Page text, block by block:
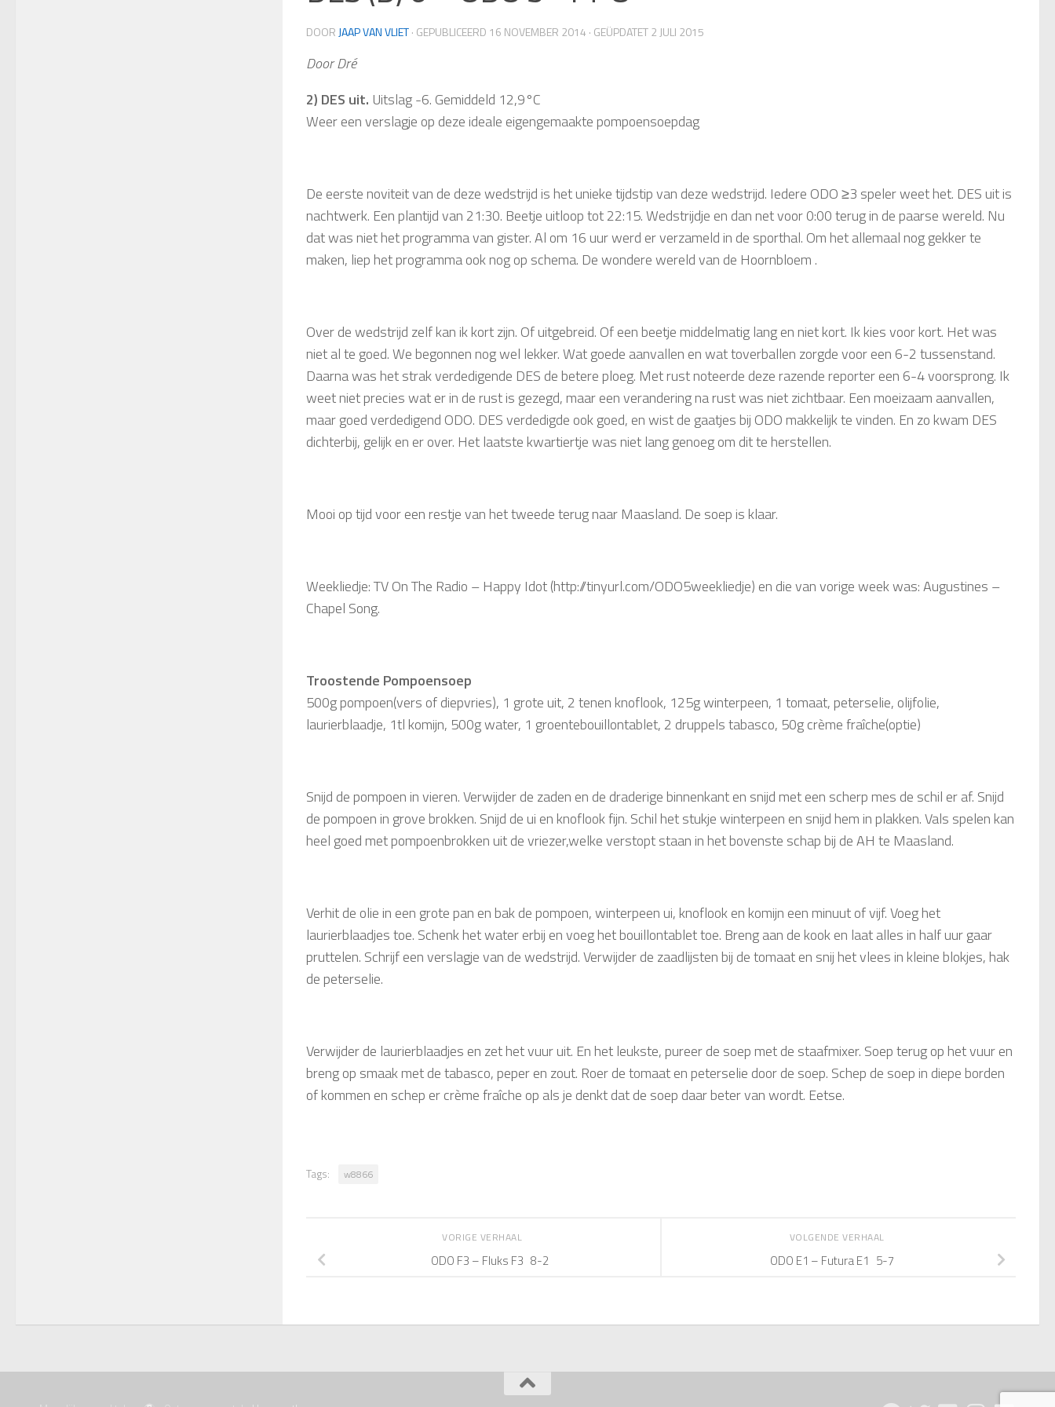
DOOR JAAP VAN VLIET· GEPUBLICEERD 16 NOVEMBER 2014 · GEÜPDATET2 JULI 2015
Door Dré
2) DES uit. Uitslag -6. Gemiddeld 12,9°C
Weer een verslagje op deze ideale eigengemaakte pompoensoepdag
De eerste noviteit van de deze wedstrijd is het unieke tijdstip van deze wedstrijd. Iedere ODO ≥3 speler weet het. DES uit is
nachtwerk. Een plantijd van 21:30. Beetje uitloop tot 22:15. Wedstrijdje en dan net voor 0:00 terug in de paarse wereld. Nu
dat was niet het programma van gister. Al om 16 uur werd er verzameld in de sporthal. Om het allemaal nog gekker te
maken, liep het programma ook nog op schema. De wondere wereld van de Hoornbloem .
Over de wedstrijd zelf kan ik kort zijn. Of uitgebreid. Of een beetje middelmatig lang en niet kort. Ik kies voor kort. Het was
niet al te goed. We begonnen nog wel lekker. Wat goede aanvallen en wat toverballen zorgde voor een 6-2 tussenstand.
Daarna was het strak verdedigende DES de betere ploeg. Met rust noteerde deze razende reporter een 6-4 voorsprong. Ik
weet niet precies wat er in de rust is gezegd, maar een verandering na rust was niet zichtbaar. Een moeizaam aanvallen,
maar goed verdedigend ODO. DES verdedigde ook goed, en wist de gaatjes bij ODO makkelijk te vinden. En zo kwam DES
dichterbij, gelijk en er over. Het laatste kwartiertje was niet lang genoeg om dit te herstellen.
Mooi op tijd voor een restje van het tweede terug naar Maasland. De soep is klaar.
Weekliedje: TV On The Radio – Happy Idot (http://tinyurl.com/ODO5weekliedje) en die van vorige week was: Augustines –
Chapel Song.
Troostende Pompoensoep
500g pompoen(vers of diepvries), 1 grote uit, 2 tenen knoflook, 125g winterpeen, 1 tomaat, peterselie, olijfolie,
laurierblaadje, 1tl komijn, 500g water, 1 groentebouillontablet, 2 druppels tabasco, 50g crème fraîche(optie)
Snijd de pompoen in vieren. Verwijder de zaden en de draderige binnenkant en snijd met een scherp mes de schil er af. Snijd
de pompoen in grove brokken. Snijd de ui en knoflook fijn. Schil het stukje winterpeen en snijd hem in plakken. Vals spelen kan
heel goed met pompoenbrokken uit de vriezer,welke verstopt staan in het bovenste schap bij de AH te Maasland.
Verhit de olie in een grote pan en bak de pompoen, winterpeen ui, knoflook en komijn een minuut of vijf. Voeg het
laurierblaadjes toe. Schenk het water erbij en voeg het bouillontablet toe. Breng aan de kook en laat alles in half uur gaar
pruttelen. Schrijf een verslagje van de wedstrijd. Verwijder de zaadlijsten bij de tomaat en snij het vlees in kleine blokjes, hak
de peterselie.
Verwijder de laurierblaadjes en zet het vuur uit. En het leukste, pureer de soep met de staafmixer. Soep terug op het vuur en
breng op smaak met de tabasco, peper en zout. Roer de tomaat en peterselie door de soep. Schep de soep in diepe borden
of kommen en schep er crème fraîche op als je denkt dat de soep daar beter van wordt. Eetse.
Tags: w8866
VOLGENDE VERHAAL
ODO E1 – Futura E1 5-7
VORIGE VERHAAL
ODO F3 – Fluks F3 8-2